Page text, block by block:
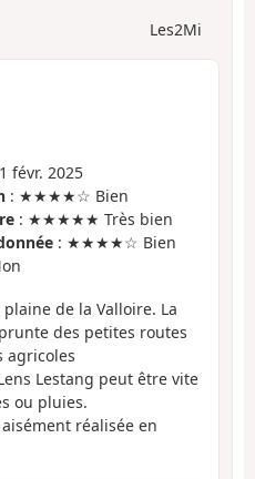
Les2Mi
févr. 2025
: ★★★★☆ Bien
: ★★★★★ Très bien
: ★★★★☆ Bien
de la Valloire. La
des petites routes
agricoles
Lestang peut être vite
ou pluies.
réalisée en